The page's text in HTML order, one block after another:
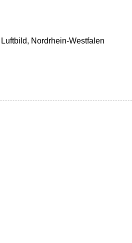
Nordrhein-Westfalen